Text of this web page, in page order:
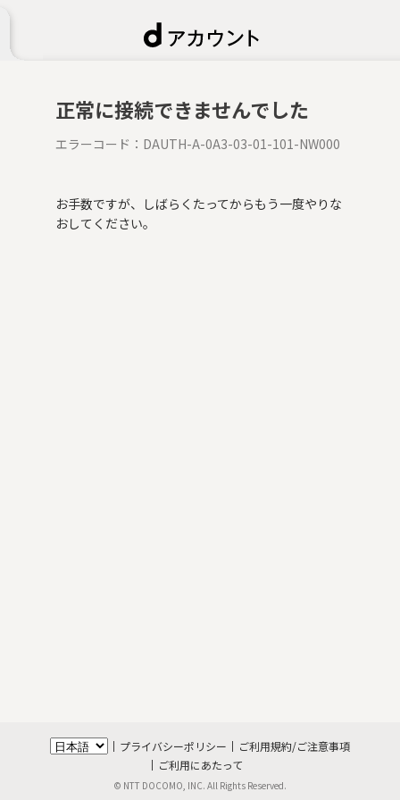
正常に接続できませんでした
エラーコード： DAUTH-A-0A3-03-01-101-NW000
お手数ですが、しばらくたってからもう一度やりな
おしてください。
プライバシーポリシー
ご利用規約/ご注意事項
ご利用にあたって
© NTT DOCOMO, INC. All Rights Reserved.